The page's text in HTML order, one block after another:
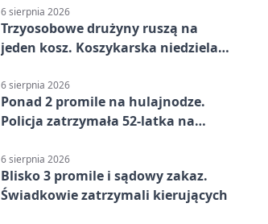
6 sierpnia 2026
Trzyosobowe drużyny ruszą na
jeden kosz. Koszykarska niedziela
6 sierpnia 2026
Ponad 2 promile na hulajnodze.
Policja zatrzymała 52-latka na
6 sierpnia 2026
Blisko 3 promile i sądowy zakaz.
Świadkowie zatrzymali kierujących